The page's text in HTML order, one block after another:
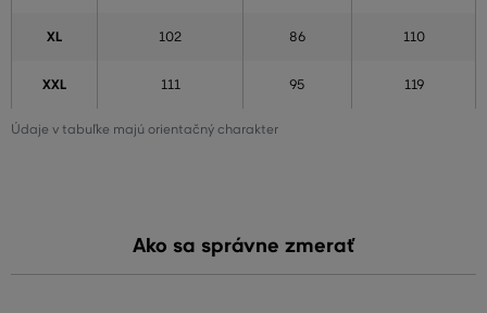
Údaje v tabuľke majú orientačný charakter
XL 102 86 110
XXL 111 95 119
Ako sa správne zmerať